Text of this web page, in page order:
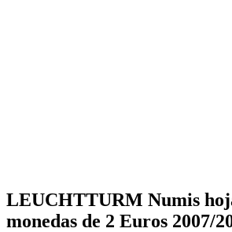
LEUCHTTURM Numis
monedas de 2 Euros 2007/